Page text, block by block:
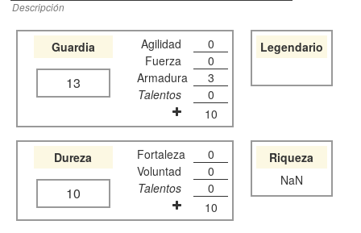
Descripción
Guardia
13
Agilidad
0
Fuerza
0
Armadura
3
Talentos
0
10
Legendario
Dureza
10
Fortaleza
0
Voluntad
0
Talentos
0
10
Riqueza
NaN